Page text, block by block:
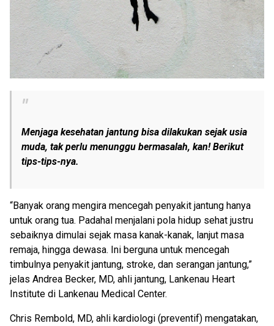
Menjaga kesehatan jantung bisa dilakukan sejak usia
muda, tak perlu menunggu bermasalah, kan! Berikut
tips-tips-nya.
“Banyak orang mengira mencegah penyakit jantung hanya
untuk orang tua. Padahal menjalani pola hidup sehat justru
sebaiknya dimulai sejak masa kanak-kanak, lanjut masa
remaja, hingga dewasa. Ini berguna untuk mencegah
timbulnya penyakit jantung, stroke, dan serangan jantung,”
jelas Andrea Becker, MD, ahli jantung, Lankenau Heart
Institute di Lankenau Medical Center.
Chris Rembold, MD, ahli kardiologi (preventif) mengatakan,